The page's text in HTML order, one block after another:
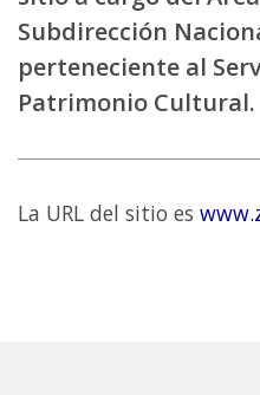
Subdirección
perteneciente al
Patrimonio Cultural.
La URL del sitio es